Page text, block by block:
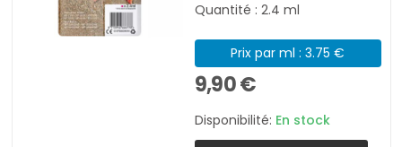
Quantité : 2.4 ml
Prix par ml : 3.75 €
9,90 €
Disponibilité: En stock